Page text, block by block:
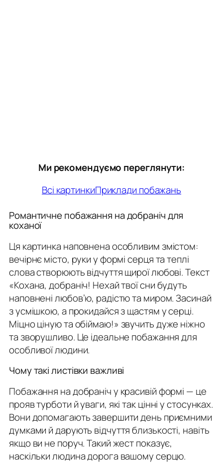
Ми рекомендуємо переглянути:
Всі картинкиПриклади побажань
Романтичне побажання на добраніч для
коханої
Ця картинка наповнена особливим змістом:
вечірнє місто, руки у формі серця та теплі
слова створюють відчуття щирої любові. Текст
«Кохана, добраніч! Нехай твої сни будуть
наповнені любов’ю, радістю та миром. Засинай
з усмішкою, а прокидайся з щастям у серці.
Міцно ціную та обіймаю!» звучить дуже ніжно
та зворушливо. Це ідеальне побажання для
особливої людини.
Чому такі листівки важливі
Побажання на добраніч у красивій формі — це
прояв турботи й уваги, які так цінні у стосунках.
Вони допомагають завершити день приємними
думками й дарують відчуття близькості, навіть
якщо ви не поруч. Такий жест показує,
наскільки людина дорога вашому серцю.